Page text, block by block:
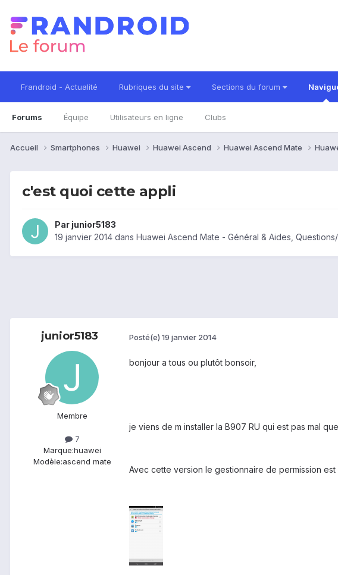
Frandroid - Actualité Rubriques du site Sections du forum
Forums Équipe Utilisateurs en ligne Clubs
Accueil Smartphones Huawei Huawei Ascend Huawei Ascend Mate
c'est quoi cette appli
Par junior5183
19 janvier 2014 dans Huawei Ascend Mate - Général & Aides,
junior5183
Membre
7
Marque:huawei
Modèle:ascend mate
Posté(e) 19 janvier 2014
bonjour a tous ou plutôt bonsoir,
je viens de m installer la B907 RU qui est pas mal
Avec cette version le gestionnaire de permission